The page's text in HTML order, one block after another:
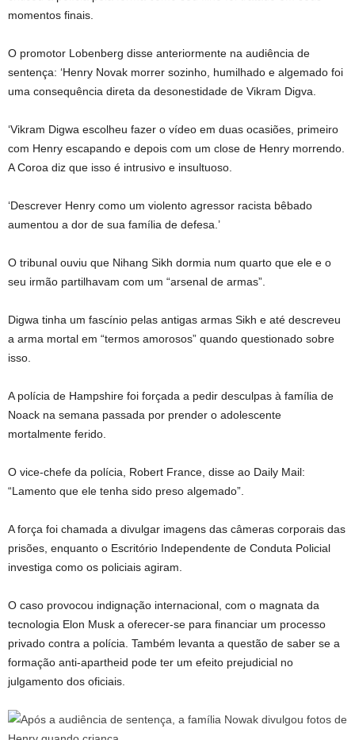
momentos finais.
O promotor Lobenberg disse anteriormente na audiência de
sentença: ‘Henry Novak morrer sozinho, humilhado e algemado foi
uma consequência direta da desonestidade de Vikram Digva.
‘Vikram Digwa escolheu fazer o vídeo em duas ocasiões, primeiro
com Henry escapando e depois com um close de Henry morrendo.
A Coroa diz que isso é intrusivo e insultuoso.
‘Descrever Henry como um violento agressor racista bêbado
aumentou a dor de sua família de defesa.’
O tribunal ouviu que Nihang Sikh dormia num quarto que ele e o
seu irmão partilhavam com um “arsenal de armas”.
Digwa tinha um fascínio pelas antigas armas Sikh e até descreveu
a arma mortal em “termos amorosos” quando questionado sobre
isso.
A polícia de Hampshire foi forçada a pedir desculpas à família de
Noack na semana passada por prender o adolescente
mortalmente ferido.
O vice-chefe da polícia, Robert France, disse ao Daily Mail:
“Lamento que ele tenha sido preso algemado”.
A força foi chamada a divulgar imagens das câmeras corporais das
prisões, enquanto o Escritório Independente de Conduta Policial
investiga como os policiais agiram.
O caso provocou indignação internacional, com o magnata da
tecnologia Elon Musk a oferecer-se para financiar um processo
privado contra a polícia. Também levanta a questão de saber se a
formação anti-apartheid pode ter um efeito prejudicial no
julgamento dos oficiais.